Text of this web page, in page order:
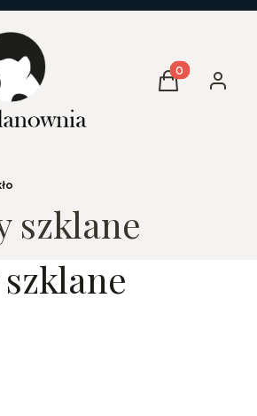
Produkty w
Koszyk
szklane